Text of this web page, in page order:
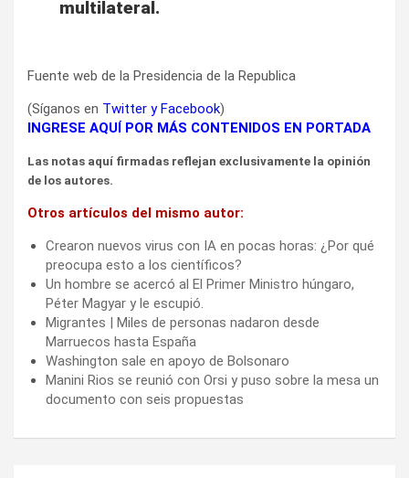
multilateral.
Fuente web de la Presidencia de la Republica
(Síganos en Twitter yFacebook)
INGRESE AQUÍ POR MÁS CONTENIDOS EN PORTADA
Las notas aquí firmadas reflejan exclusivamente la opinión
de los autores.
Otros artículos del mismo autor:
Crearon nuevos virus con IA en pocas horas: ¿Por qué
preocupa esto a los científicos?
Un hombre se acercó al El Primer Ministro húngaro,
Péter Magyar y le escupió.
Migrantes | Miles de personas nadaron desde
Marruecos hasta España
Washington sale en apoyo de Bolsonaro
Manini Rios se reunió con Orsi y puso sobre la mesa un
documento con seis propuestas